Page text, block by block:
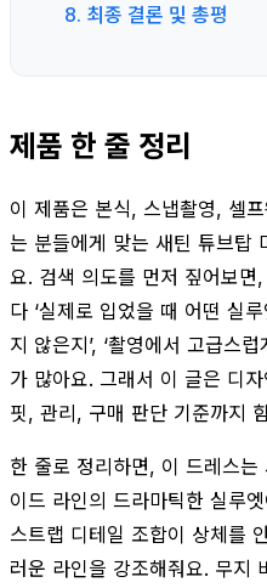
8. 최종 결론 및 총평
제품 한 줄 정리
이 제품은 본식, 스냅촬영, 셀
는 분들에게 맞는 새틴 튜브탑
요. 검색 의도를 먼저 짚어보면
다 ‘실제로 입었을 때 어떤 실
지 않은지’, ‘촬영에서 고급스
가 많아요. 그래서 이 글은 디
핏, 관리, 구매 판단 기준까지
한 줄로 정리하면, 이 드레스
이드 라인의 드라마틱한 실루
스트랩 디테일 조합이 상체를
러운 라인을 강조해줘요. 무지